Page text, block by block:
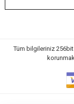
Tüm bilgileriniz